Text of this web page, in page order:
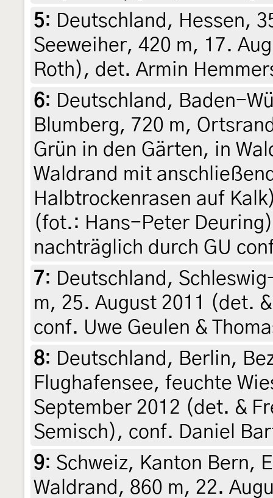
5: Deutschland, Hessen,
Seeweiher, 420 m, 17.
Roth), det. Armin
6: Deutschland, Baden-
Blumberg, 720 m,
Grün in den Gärten, in
Waldrand mit
Halbtrockenrasen auf
(fot.: Hans-Peter
nachträglich durch GU
7: Deutschland,
m, 25. August 2011 (det.
conf. Uwe Geulen &
8: Deutschland, Berlin,
Flughafensee, feuchte
September 2012 (det. &
Semisch), conf. Daniel
9: Schweiz, Kanton Bern,
Waldrand, 860 m, 22.